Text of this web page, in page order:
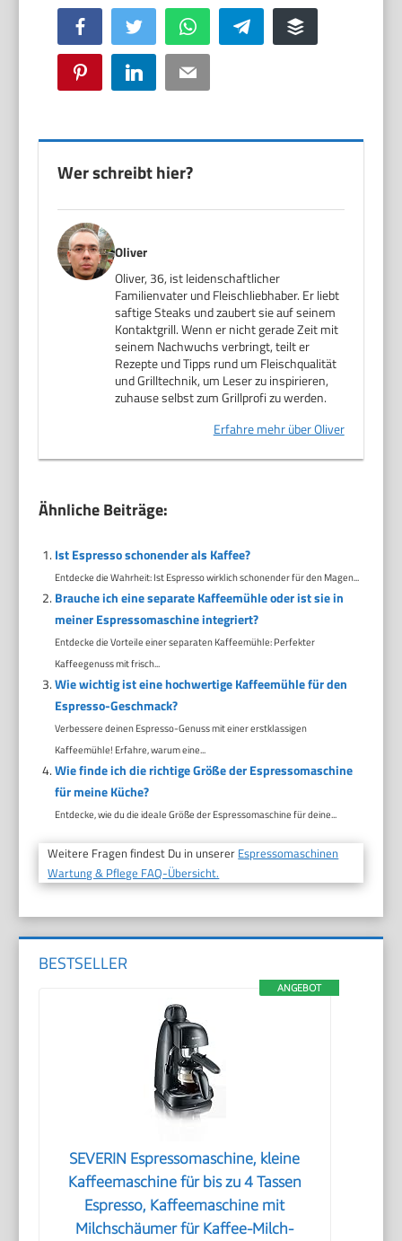
Facebook Twitter WhatsApp Telegram Buffer
Pinterest LinkedIn Email
Wer schreibt hier?
Oliver
Oliver, 36, ist leidenschaftlicher
Familienvater und Fleischliebhaber. Er liebt
saftige Steaks und zaubert sie auf seinem
Kontaktgrill. Wenn er nicht gerade Zeit mit
seinem Nachwuchs verbringt, teilt er
Rezepte und Tipps rund um Fleischqualität
und Grilltechnik, um Leser zu inspirieren,
zuhause selbst zum Grillprofi zu werden.
Erfahre mehr über Oliver
Ähnliche Beiträge:
Ist Espresso schonender als Kaffee?
Entdecke die Wahrheit: Ist Espresso wirklich schonender für den Magen...
Brauche ich eine separate Kaffeemühle oder ist sie in
meiner Espressomaschine integriert?
Entdecke die Vorteile einer separaten Kaffeemühle: Perfekter
Kaffeegenuss mit frisch...
Wie wichtig ist eine hochwertige Kaffeemühle für den
Espresso-Geschmack?
Verbessere deinen Espresso-Genuss mit einer erstklassigen
Kaffeemühle! Erfahre, warum eine...
Wie finde ich die richtige Größe der Espressomaschine
für meine Küche?
Entdecke, wie du die ideale Größe der Espressomaschine für deine...
Weitere Fragen findest Du in unserer Espressomaschinen
Wartung & Pflege FAQ-Übersicht.
BESTSELLER
ANGEBOT
SEVERIN Espressomaschine, kleine
Kaffeemaschine für bis zu 4 Tassen
Espresso, Kaffeemaschine mit
Milchschäumer für Kaffee-Milch-